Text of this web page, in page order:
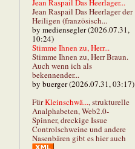
Jean Raspail Das Heerlager...
Jean Raspail Das Heerlager der
Heiligen (französisch...
by mediensegler (2026.07.31,
10:24)
Stimme Ihnen zu, Herr...
Stimme Ihnen zu, Herr Braun.
Auch wenn ich als
bekennender...
by buerger (2026.07.31, 03:17)
FürKleinschwä..., strukturelle
Analphabeten, Web2.0-
Spinner, dreckige Issue
Controlschweine und andere
Nasenbären gibt es hier auch